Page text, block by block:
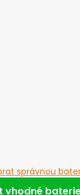
správnou
vhodné